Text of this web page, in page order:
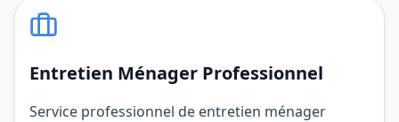
Entretien Ménager Professionnel
Service professionnel de entretien ménager